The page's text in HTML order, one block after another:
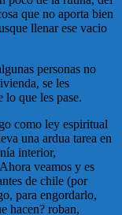
que no aporta bien
llenar ese vacio
personas no
se les
lo que les pase.
como ley espiritual
una ardua tarea en
interior,
veamos y es
de chile (por
para engordarlo,
hacen? roban,